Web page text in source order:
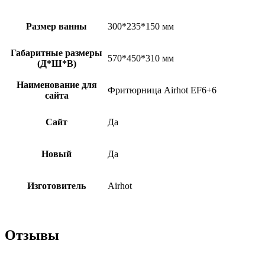
Размер ванны 300*235*150 мм
Габаритные размеры
(Д*Ш*В)
570*450*310 мм
Наименование для
сайта
Фритюрница Airhot EF6+6
Сайт Да
Новый Да
Изготовитель Airhot
Отзывы